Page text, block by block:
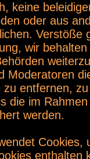
keine
oder aus
Verstöße
wir
Moderatoren
entfernen,
die im
werden.
enthalten